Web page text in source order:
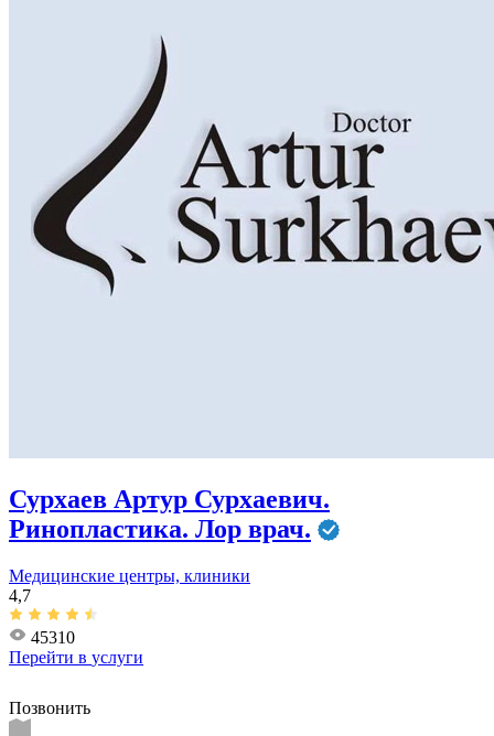
Сурхаев Артур Сурхаевич.
Ринопластика. Лор врач.
Медицинские центры, клиники
4,7
45310
Перейти в услуги
Позвонить